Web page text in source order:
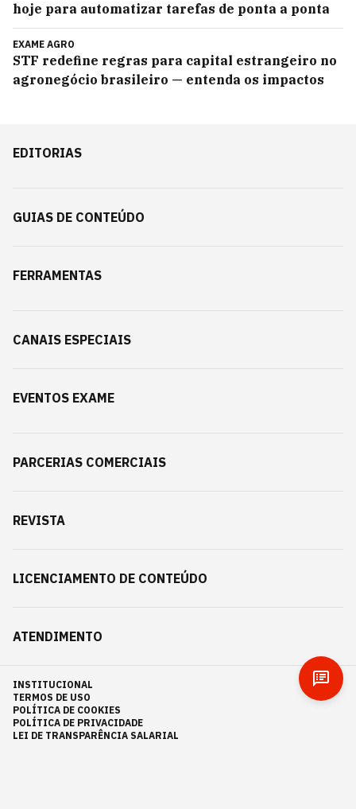
hoje para automatizar tarefas de ponta a ponta
EXAME AGRO
STF redefine regras para capital estrangeiro no
agronegócio brasileiro — entenda os impactos
EDITORIAS
GUIAS DE CONTEÚDO
FERRAMENTAS
CANAIS ESPECIAIS
EVENTOS EXAME
PARCERIAS COMERCIAIS
REVISTA
LICENCIAMENTO DE CONTEÚDO
ATENDIMENTO
INSTITUCIONAL
TERMOS DE USO
POLÍTICA DE COOKIES
POLÍTICA DE PRIVACIDADE
LEI DE TRANSPARÊNCIA SALARIAL